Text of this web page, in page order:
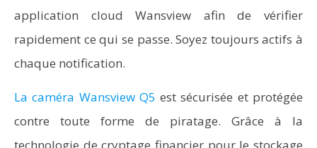
application cloud Wansview afin de vérifier
rapidement ce qui se passe. Soyez toujours actifs à
chaque notification.
La caméra Wansview Q5 est sécurisée et protégée
contre toute forme de piratage. Grâce à la